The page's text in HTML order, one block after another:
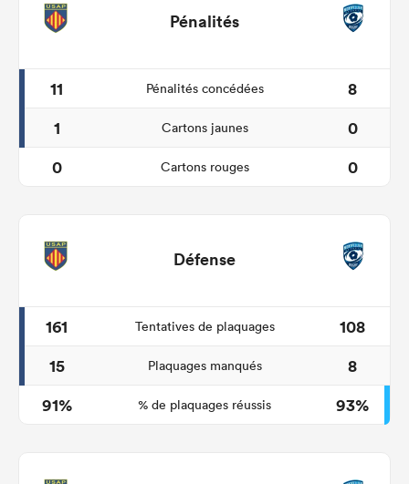
Pénalités
11 Pénalités concédées
8
1
Cartons jaunes
0
0
Cartons rouges 0
Défense
161 Tentatives de plaquages
108
15
Plaquages manqués
8
91%
% de plaquages réussis 93%